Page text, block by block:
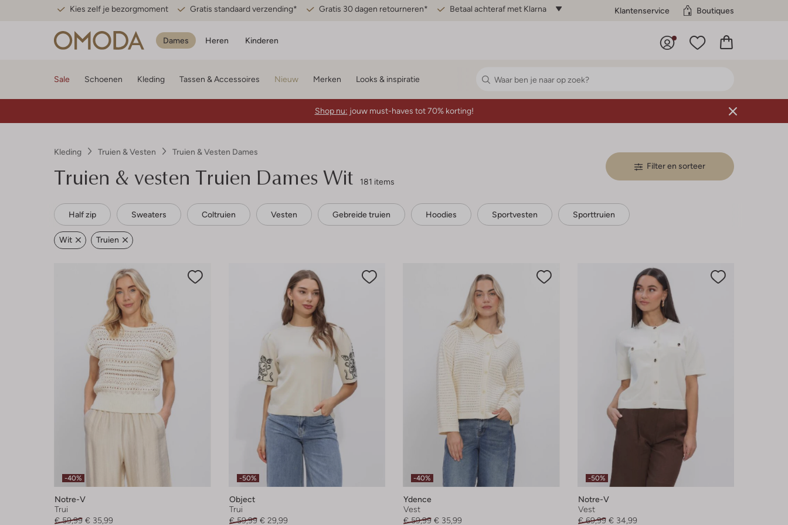
Kies zelf je bezorgmoment Gratis standaard verzending* Gratis 30 dagen retourneren* Betaal achteraf met Klarna Klantenservice Boutiques
Dames Heren Kinderen
Sale Schoenen Kleding Tassen & Accessoires Nieuw Merken Looks & inspiratie
Shop nu: jouw must-haves tot 70% korting!
Kleding Truien & Vesten Truien & Vesten Dames
Truien & vesten Truien Dames Wit 181 items
Filter en sorteer
Half zip Sweaters Coltruien Vesten Gebreide truien Hoodies Sportvesten Sporttruien
Wit Truien
-40%
Notre-V
Trui
€ 59,99 € 35,99
-50%
Object
Trui
€ 59,99 € 29,99
-40%
Ydence
Vest
€ 59,99 € 35,99
-50%
Notre-V
Vest
€ 69,99 € 34,99